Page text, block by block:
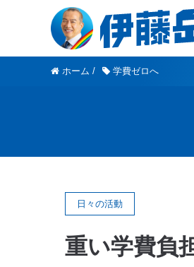
ホーム / 学費ゼロへ
日々の活動
重い学費負